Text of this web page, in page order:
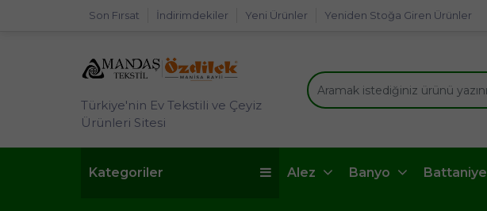
Son Fırsat İndirimdekiler Yeni Ürünler Yeniden Stoğa Giren Ürünler
Türkiye'nin Ev Tekstili ve Çeyiz
Ürünleri Sitesi
Kategoriler Alez Banyo Battaniye